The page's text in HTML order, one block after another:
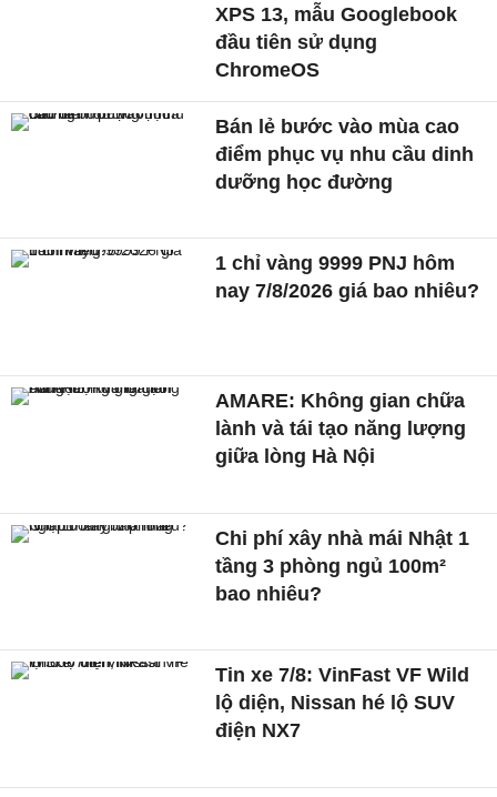
XPS 13, mẫu Googlebook
đầu tiên sử dụng
ChromeOS
Bán lẻ bước vào mùa cao
điểm phục vụ nhu cầu dinh
dưỡng học đường
1 chỉ vàng 9999 PNJ hôm
nay 7/8/2026 giá bao nhiêu?
AMARE: Không gian chữa
lành và tái tạo năng lượng
giữa lòng Hà Nội
Chi phí xây nhà mái Nhật 1
tầng 3 phòng ngủ 100m²
bao nhiêu?
Tin xe 7/8: VinFast VF Wild
lộ diện, Nissan hé lộ SUV
điện NX7